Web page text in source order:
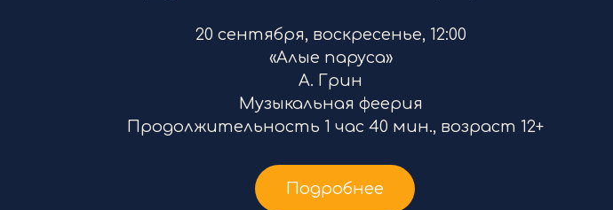
20 сентября, воскресенье, 12:00
«Алые паруса»
А. Грин
Музыкальная феерия
Продолжительность 1 час 40 мин., возраст 12+
Подробнее